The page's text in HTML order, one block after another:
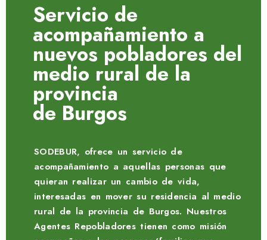
Servicio de
acompañamiento a
nuevos pobladores del
medio rural de la
provincia
de Burgos
SODEBUR, ofrece un servicio de
acompañamiento a aquellas personas que
quieran realizar un cambio de vida,
interesadas en mover su residencia al medio
rural de la provincia de Burgos. Nuestros
Agentes Repobladores tienen como misión